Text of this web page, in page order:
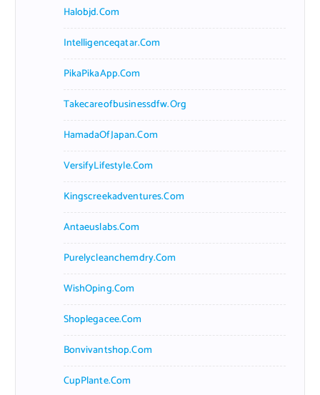
Halobjd.com
Intelligenceqatar.com
PikaPikaApp.com
Takecareofbusinessdfw.org
HamadaOfJapan.com
VersifyLifestyle.com
Kingscreekadventures.com
Antaeuslabs.com
Purelycleanchemdry.com
WishOping.com
Shoplegacee.com
Bonvivantshop.com
CupPlante.com